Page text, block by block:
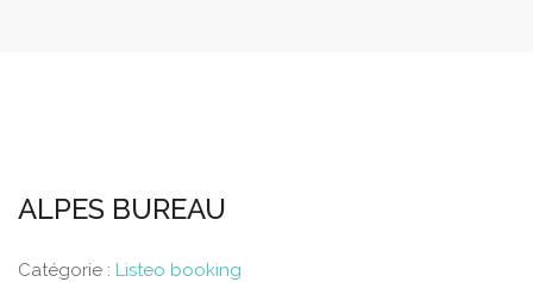
ALPES BUREAU
Catégorie : Listeo booking